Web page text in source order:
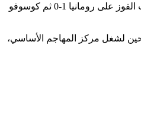
وتعود تركيا إلى كأس العالم بعد غياب طويل، بعدما أنهت التصفيات الأوروبية في المركز الثاني بالمجموعة الخامسة خلف إسبانيا، قبل أن تحجز بطاقة العبور عبر الملحق، عقب الفوز على رومانيا 1-0 ثم كوسوفو
أبرز المرشحين لشغل مركز المهاجم الأساسي،